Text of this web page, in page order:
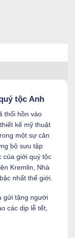
tộc Anh
thổi hồn vào
kế mỹ thuật
một sự cân
bộ sưu tập
của giới quý tộc
Kremlin, Nhà
nhất thế giới.
gửi tặng người
các dịp lễ tết,